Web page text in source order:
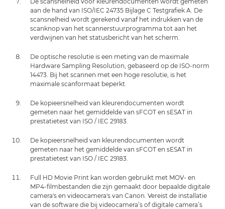
aan de hand van ISO/IEC 24735 Bijlage C Testgrafiek A. De
scansnelheid wordt gerekend vanaf het indrukken van de
scanknop van het scannerstuurprogramma tot aan het
verdwijnen van het statusbericht van het scherm.
De optische resolutie is een meting van de maximale
Hardware Sampling Resolution, gebaseerd op de ISO-norm
14473. Bij het scannen met een hoge resolutie, is het
maximale scanformaat beperkt.
De kopieersnelheid van kleurendocumenten wordt
gemeten naar het gemiddelde van sFCOT en sESAT in
prestatietest van ISO / IEC 29183.
De kopieersnelheid van kleurendocumenten wordt
gemeten naar het gemiddelde van sFCOT en sESAT in
prestatietest van ISO / IEC 29183.
Full HD Movie Print kan worden gebruikt met MOV- en
MP4-filmbestanden die zijn gemaakt door bepaalde digitale
camera's en videocamera's van Canon. Vereist de installatie
van de software die bij videocamera’s of digitale camera’s